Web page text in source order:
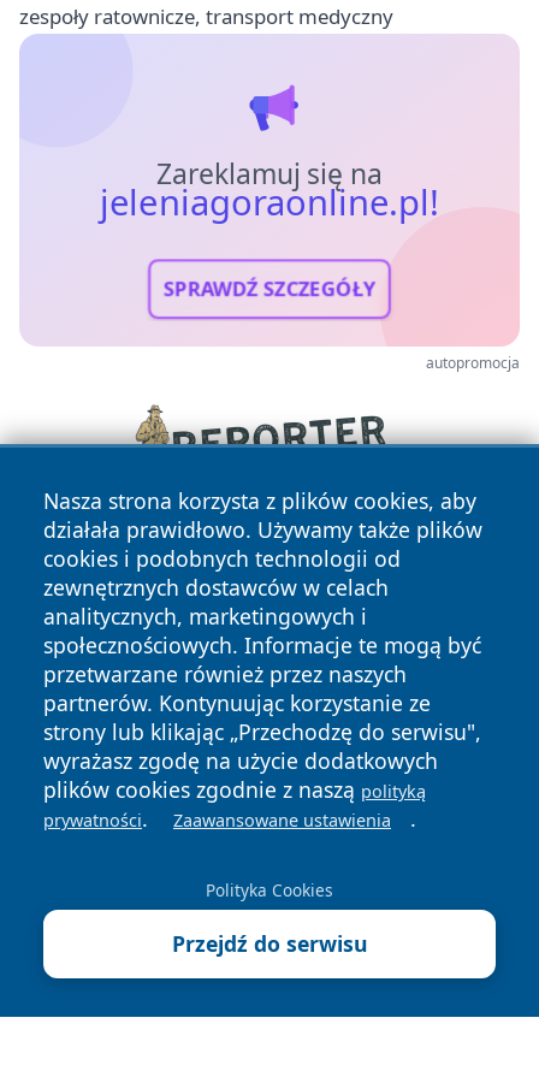
zespoły ratownicze, transport medyczny
Zareklamuj się na
jeleniagoraonline.pl!
SPRAWDŹ SZCZEGÓŁY
autopromocja
Nasza strona korzysta z plików cookies, aby
działała prawidłowo. Używamy także plików
cookies i podobnych technologii od
zewnętrznych dostawców w celach
analitycznych, marketingowych i
społecznościowych. Informacje te mogą być
przetwarzane również przez naszych
partnerów. Kontynuując korzystanie ze
strony lub klikając „Przechodzę do serwisu",
wyrażasz zgodę na użycie dodatkowych
plików cookies zgodnie z naszą polityką
prywatności. Zaawansowane ustawienia .
Polityka Cookies
Przejdź do serwisu
Copyright © 2026 jeleniagoraonline.pl Wszystkie prawa
zastrzeżone.
News Autorzy
Polityka
Prywatności
Polityka
Cookies